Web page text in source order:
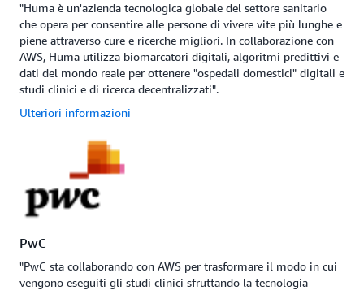
"Huma è un'azienda tecnologica globale del settore sanitario
che opera per consentire alle persone di vivere vite più lunghe e
piene attraverso cure e ricerche migliori. In collaborazione con
AWS, Huma utilizza biomarcatori digitali, algoritmi predittivi e
dati del mondo reale per ottenere "ospedali domestici" digitali e
studi clinici e di ricerca decentralizzati".
Ulteriori informazioni
PwC
"PwC sta collaborando con AWS per trasformare il modo in cui
vengono eseguiti gli studi clinici sfruttando la tecnologia